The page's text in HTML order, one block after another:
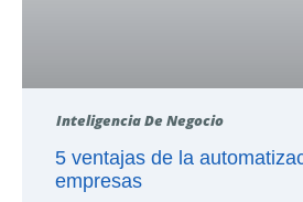
Inteligencia De Negocio
5 ventajas de la
empresas